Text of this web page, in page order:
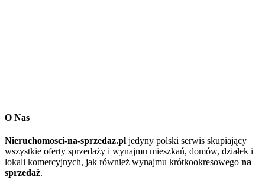
O Nas
Nieruchomosci-na-sprzedaz.pl jedyny polski serwis skupiający
wszystkie oferty sprzedaży i wynajmu mieszkań, domów, działek i
lokali komercyjnych, jak również wynajmu krótkookresowego na
sprzedaż.